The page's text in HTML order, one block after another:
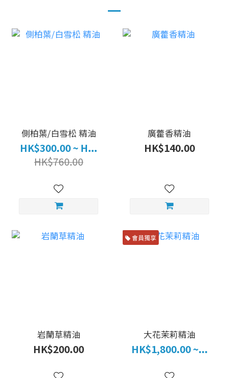
側柏葉/白雪松 精油
HK$300.00 ~ H...
HK$760.00
廣藿香精油
HK$140.00
岩蘭草精油
HK$200.00
會員獨享
大花茉莉精油
HK$1,800.00 ~...